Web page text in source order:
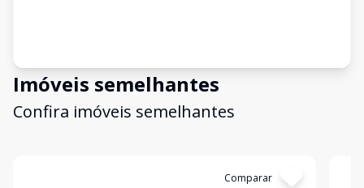
Imóveis semelhantes
Confira imóveis semelhantes
Comparar